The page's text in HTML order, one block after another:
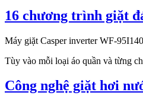
16 chương trình giặt
Máy giặt Casper inverter WF-
Tùy vào mỗi loại áo quần và từng
Công nghệ giặt hơi